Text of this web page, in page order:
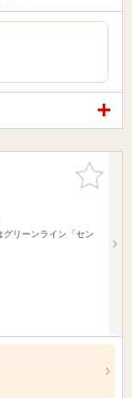
お気に入
りに追加
リーンライン「セン